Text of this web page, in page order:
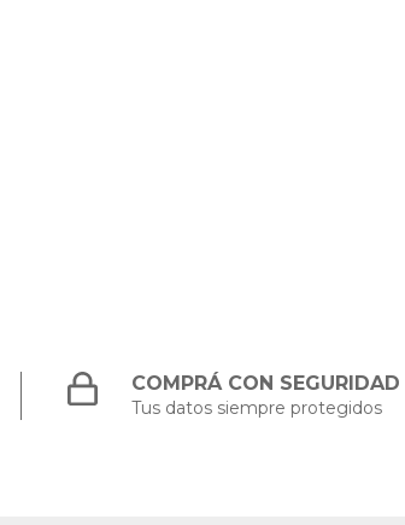
COMPRÁ CON SEGURIDAD
Tus datos siempre protegidos